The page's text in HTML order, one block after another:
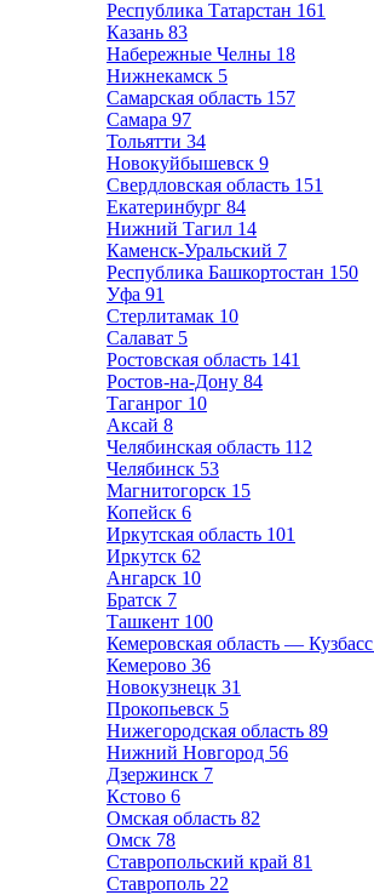
Республика Татарстан 161
Казань 83
Набережные Челны 18
Нижнекамск 5
Самарская область 157
Самара 97
Тольятти 34
Новокуйбышевск 9
Свердловская область 151
Екатеринбург 84
Нижний Тагил 14
Каменск-Уральский 7
Республика Башкортостан 150
Уфа 91
Стерлитамак 10
Салават 5
Ростовская область 141
Ростов-на-Дону 84
Таганрог 10
Аксай 8
Челябинская область 112
Челябинск 53
Магнитогорск 15
Копейск 6
Иркутская область 101
Иркутск 62
Ангарск 10
Братск 7
Ташкент 100
Кемеровская область — Кузбасс
Кемерово 36
Новокузнецк 31
Прокопьевск 5
Нижегородская область 89
Нижний Новгород 56
Дзержинск 7
Кстово 6
Омская область 82
Омск 78
Ставропольский край 81
Ставрополь 22